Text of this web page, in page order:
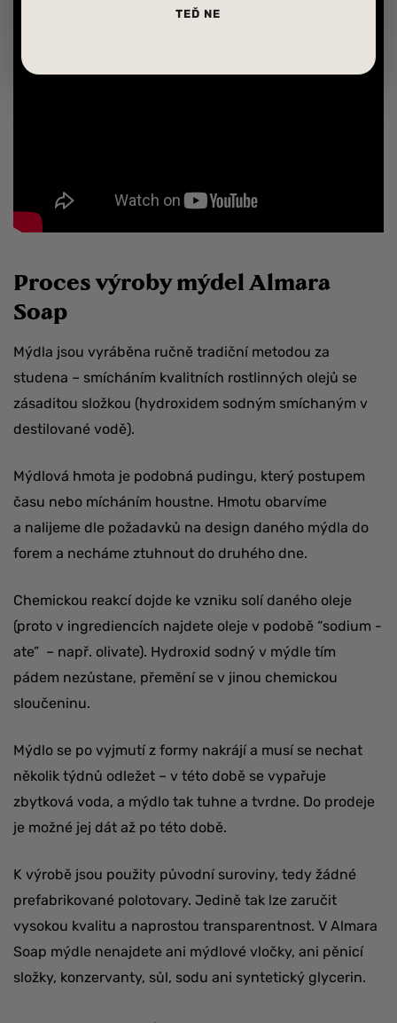
Proces výroby mýdel Almara
Soap
Mýdla jsou vyráběna ručně tradiční metodou za
studena – smícháním kvalitních rostlinných olejů se
zásaditou složkou (hydroxidem sodným smíchaným v
destilované vodě).
Mýdlová hmota je podobná pudingu, který postupem
času nebo mícháním houstne. Hmotu obarvíme
a nalijeme dle požadavků na design daného mýdla do
forem a necháme ztuhnout do druhého dne.
Chemickou reakcí dojde ke vzniku solí daného oleje
(proto v ingrediencích najdete oleje v podobě “sodium -
ate” – např. olivate). Hydroxid sodný v mýdle tím
pádem nezůstane, přemění se v jinou chemickou
sloučeninu.
Mýdlo se po vyjmutí z formy nakrájí a musí se nechat
několik týdnů odležet – v této době se vypařuje
zbytková voda, a mýdlo tak tuhne a tvrdne. Do prodeje
je možné jej dát až po této době.
K výrobě jsou použity původní suroviny, tedy žádné
prefabrikované polotovary. Jedině tak lze zaručit
vysokou kvalitu a naprostou transparentnost. V Almara
Soap mýdle nenajdete ani mýdlové vločky, ani pěnicí
složky, konzervanty, sůl, sodu ani syntetický glycerin.
TEĎ NE